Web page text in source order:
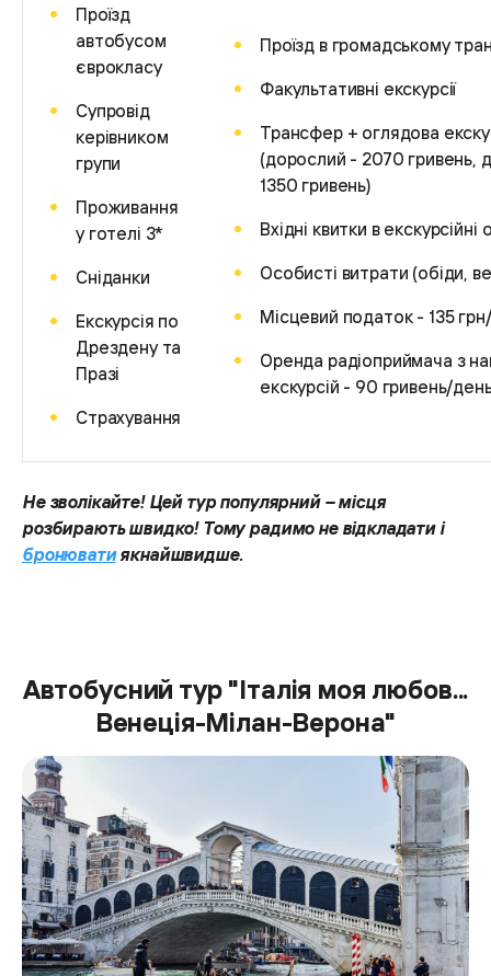
Проїзд
автобусом
єврокласу
Супровід
керівником
групи
Проживання
у готелі 3*
Сніданки
Екскурсія по
Дрездену та
Празі
Страхування
Проїзд в громадському
Факультативні екскурсії
Трансфер + оглядова
(дорослий - 2070 гривень,
1350 гривень)
Вхідні квитки в екскурсійні
Особисті витрати (обіди,
Місцевий податок - 135
Оренда радіоприймача з
екскурсій - 90 гривень/
Не зволікайте! Цей тур популярний – місця
розбирають швидко! Тому радимо не відкладати і
бронюватиякнайшвидше.
Автобусний тур "Італія моя любов...
Венеція-Мілан-Верона"